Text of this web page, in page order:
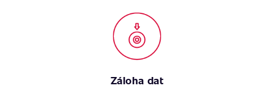
Záloha dat